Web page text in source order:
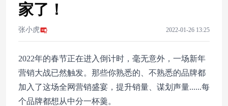
家了！
张小虎 2022-01-26 13:25
2022年的春节正在进入倒计时，毫无意外，一场新年
营销大战已然触发。那些你熟悉的、不熟悉的品牌都
加入了这场全网营销盛宴，提升销量、谋划声量......每
个品牌都想从中分一杯羹。